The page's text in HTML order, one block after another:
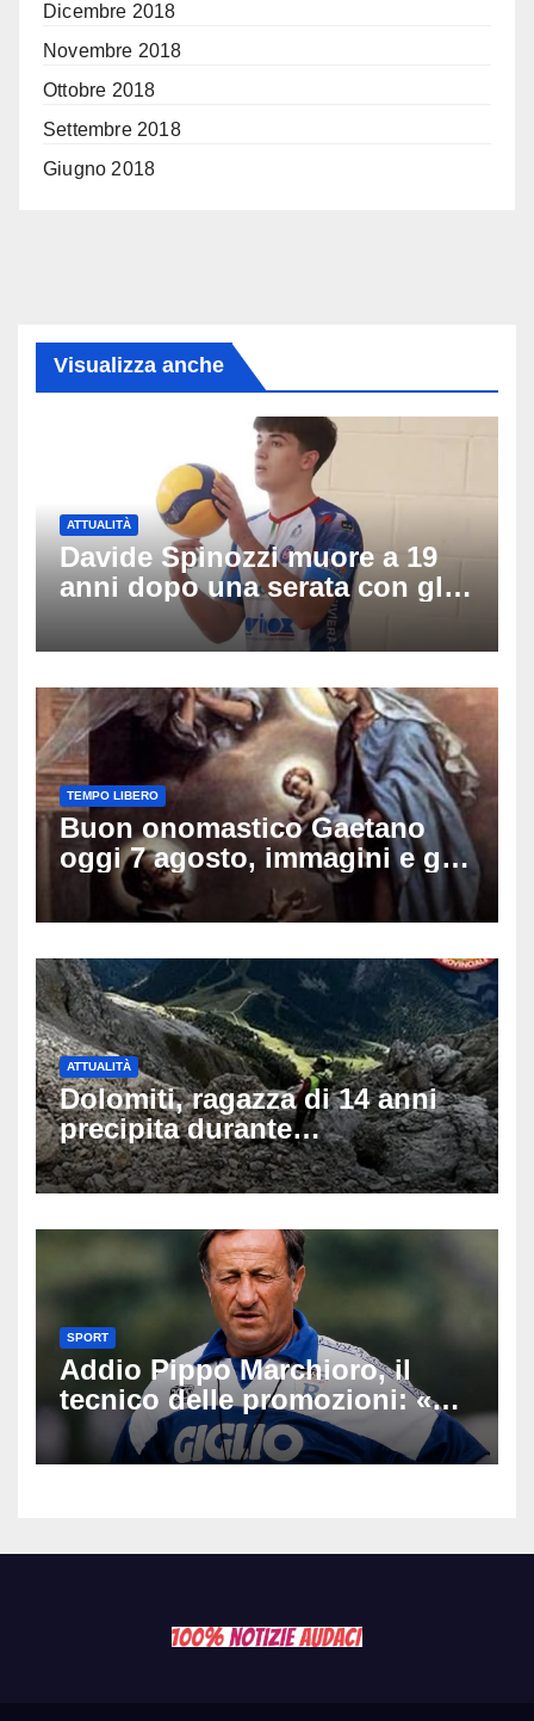
Dicembre 2018
Novembre 2018
Ottobre 2018
Settembre 2018
Giugno 2018
Visualizza anche
ATTUALITÀ
Davide Spinozzi muore a 19
anni dopo una serata con gli
amici: il mistero dello
schianto senza frenata
TEMPO LIBERO
Buon onomastico Gaetano
oggi 7 agosto, immagini e gif
di auguri da condividere sui
social
ATTUALITÀ
Dolomiti, ragazza di 14 anni
precipita durante
un’escursione: tragedia sul
Latemar davanti alla famiglia
SPORT
Addio Pippo Marchioro, il
tecnico delle promozioni: «Ha
scritto pagine indimenticabili
del nostro calcio»